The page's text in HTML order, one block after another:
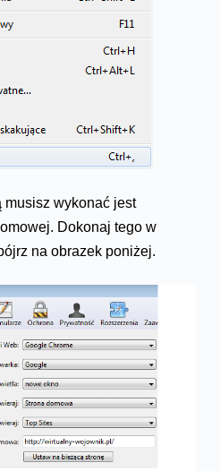
musisz wykonać jest
Dokonaj tego w
na obrazek poniżej.